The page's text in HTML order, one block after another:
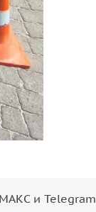
и Telegram